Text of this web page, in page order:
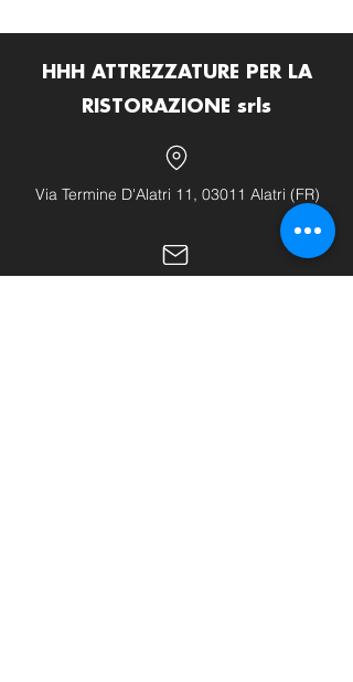
HHH ATTREZZATURE PER LA
RISTORAZIONE srls
Via Termine D'Alatri 11, 03011 Alatri (FR)